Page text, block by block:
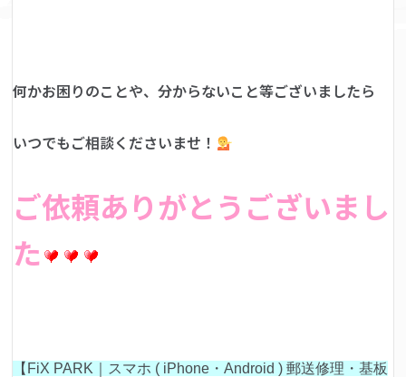
何かお困りのことや、分からないこと等ございましたら
いつでもご相談くださいませ！
ご依頼ありがとうございまし
た
【FiX PARK｜スマホ ( iPhone・Android ) 郵送修理・基板